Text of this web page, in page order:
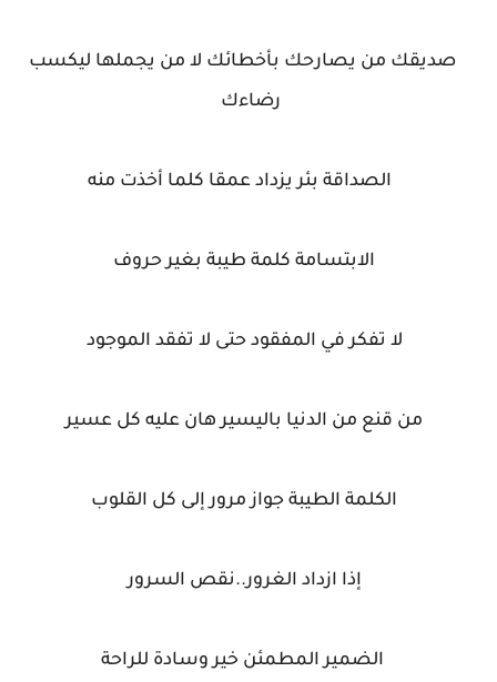
صديقك من يصارحك بأخطائك لا من يجملها ليكسب
رضاءك
الصداقة بئر يزداد عمقا كلما أخذت منه
الابتسامة كلمة طيبة بغير حروف
لا تفكر في المفقود حتى لا تفقد الموجود
من قنع من الدنيا باليسير هان عليه كل عسير
الكلمة الطيبة جواز مرور إلى كل القلوب
إذا ازداد الغرور..نقص السرور
الضمير المطمئن خير وسادة للراحة